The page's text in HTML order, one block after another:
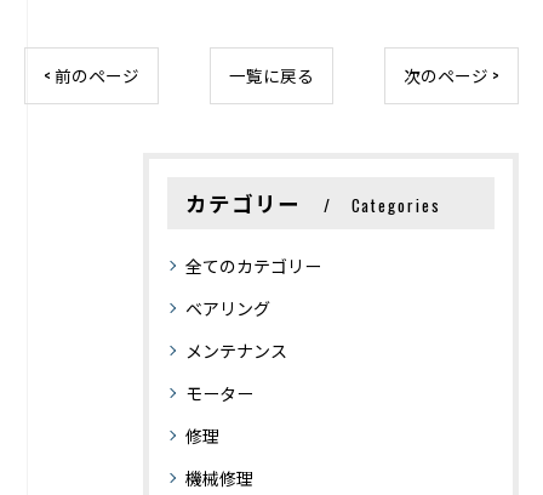
< 前のページ 一覧に戻る 次のページ >
カテゴリー Categories
全てのカテゴリー
ベアリング
メンテナンス
モーター
修理
機械修理